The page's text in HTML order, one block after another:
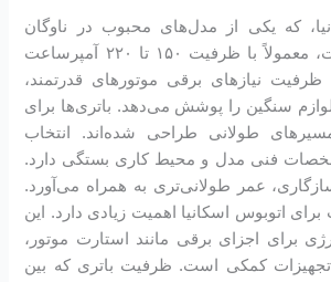
که یکی از مدل‌های محبوب در ناوگان
حمل‌ونقل ایران است، معمولاً با ظرفیت ۱۵۰ تا ۲۲۰ آمپرساعت
نیازهای برقی موتورهای قدرتمند،
سنگین را پوشش می‌دهد. باتری‌ها برای
طولانی طراحی شده‌اند. انتخاب
فنی مدل و محیط کاری بستگی دارد.
عمر طولانی‌تری به همراه می‌آورد.
برای اتوبوس اسکانیا اهمیت زیادی دارد. این
برای اجزای برقی مانند استارت موتور،
کمکی است. ظرفیت باتری که بین